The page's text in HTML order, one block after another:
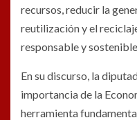
recursos, reducir la
reutilización y el
responsable y sostenible.
En su discurso, la
importancia de la
herramienta